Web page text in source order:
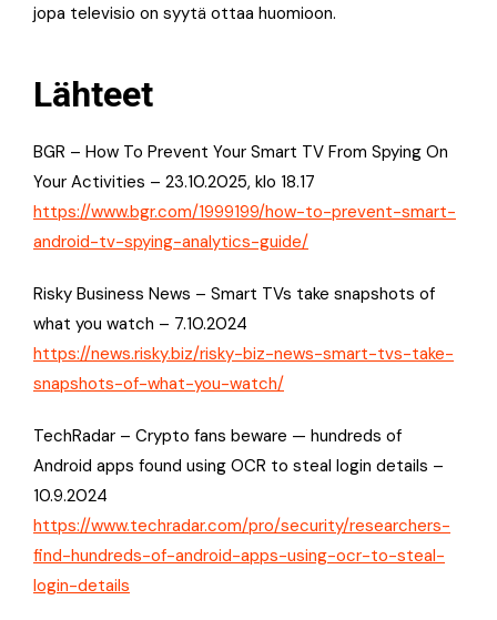
jopa televisio on syytä ottaa huomioon.
Lähteet
BGR – How To Prevent Your Smart TV From Spying On
Your Activities – 23.10.2025, klo 18.17
https://www.bgr.com/1999199/how-to-prevent-smart-
android-tv-spying-analytics-guide/
Risky Business News – Smart TVs take snapshots of
what you watch – 7.10.2024
https://news.risky.biz/risky-biz-news-smart-tvs-take-
snapshots-of-what-you-watch/
TechRadar – Crypto fans beware — hundreds of
Android apps found using OCR to steal login details –
10.9.2024
https://www.techradar.com/pro/security/researchers-
find-hundreds-of-android-apps-using-ocr-to-steal-
login-details